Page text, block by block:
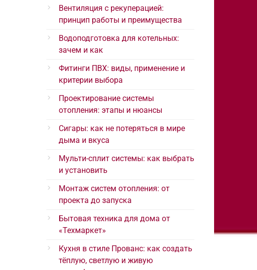
Вентиляция с рекуперацией:
принцип работы и преимущества
Водоподготовка для котельных:
зачем и как
Фитинги ПВХ: виды, применение и
критерии выбора
Проектирование системы
отопления: этапы и нюансы
Сигары: как не потеряться в мире
дыма и вкуса
Мульти-сплит системы: как выбрать
и установить
Монтаж систем отопления: от
проекта до запуска
Бытовая техника для дома от
«Техмаркет»
Кухня в стиле Прованс: как создать
тёплую, светлую и живую